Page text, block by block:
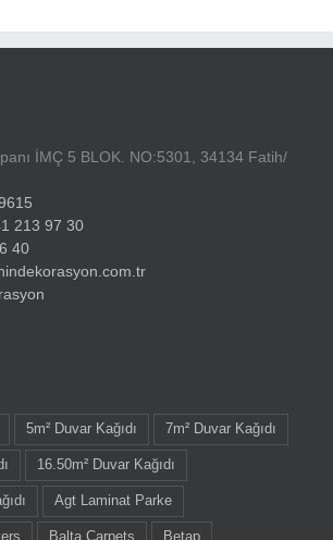
İMÇ 5 BLOK. NO:5301, 34134 Fatih/
213 97 30
40
5m² Duvar Kağıdı 7m² Duvar Kağıdı
16.50m² Duvar Kağıdı
Agt Laminat Parke
Balta Carpets Betap